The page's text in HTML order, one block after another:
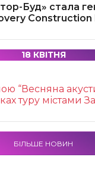
Буд» стала
Construction
18 КВІТНЯ
“Весняна
туру містами
БІЛЬШЕ НОВИН